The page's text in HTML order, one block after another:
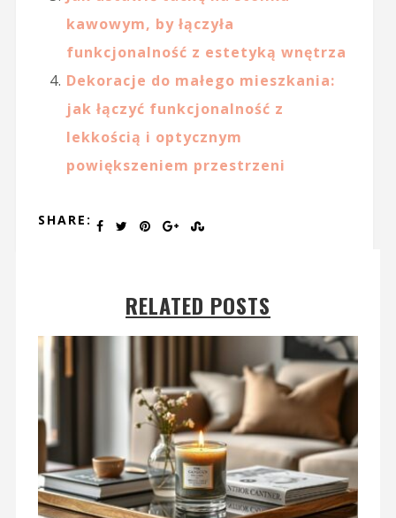
kawowym, by łączyła
funkcjonalność z estetyką wnętrza
Dekoracje do małego mieszkania:
jak łączyć funkcjonalność z
lekkością i optycznym
powiększeniem przestrzeni
SHARE:
RELATED POSTS